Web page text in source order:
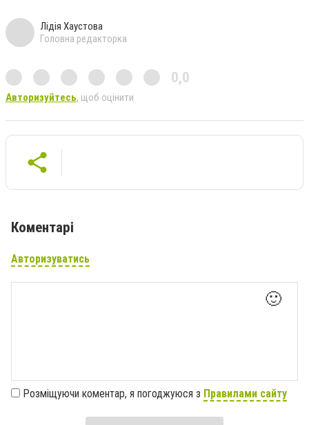
Лідія Хаустова
Головна редакторка
0,0
Авторизуйтесь, щоб оцінити
Коментарі
Авторизуватись
🙂
Розміщуючи коментар, я погоджуюся з Правилами сайту